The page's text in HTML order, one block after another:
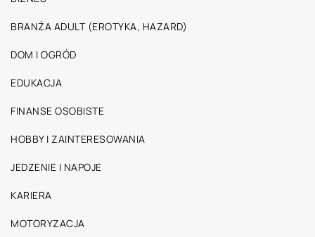
BRANŻA ADULT (EROTYKA, HAZARD)
DOM I OGRÓD
EDUKACJA
FINANSE OSOBISTE
HOBBY I ZAINTERESOWANIA
JEDZENIE I NAPOJE
KARIERA
MOTORYZACJA